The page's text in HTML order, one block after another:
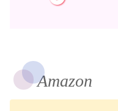
Amazon